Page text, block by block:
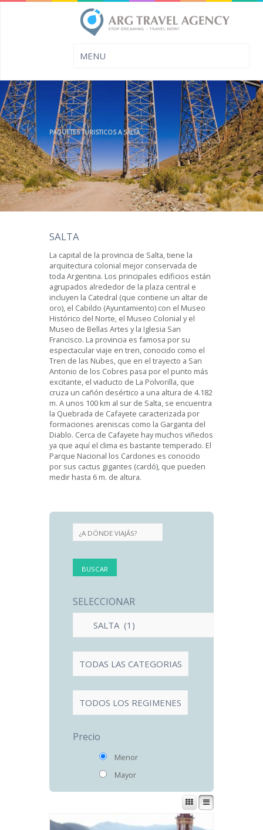
PAQUETES TURISTICOS A SALTA
SALTA
La capital de la provincia de Salta, tiene la
arquitectura colonial mejor conservada de
toda Argentina. Los principales edificios están
agrupados alrededor de la plaza central e
incluyen la Catedral (que contiene un altar de
oro), el Cabildo (Ayuntamiento) con el Museo
Histórico del Norte, el Museo Colonial y el
Museo de Bellas Artes y la Iglesia San
Francisco. La provincia es famosa por su
espectacular viaje en tren, conocido como el
Tren de las Nubes, que en el trayecto a San
Antonio de los Cobres pasa por el punto más
excitante, el viaducto de La Polvorilla, que
cruza un cañón desértico a una altura de 4.182
m. A unos 100 km al sur de Salta, se encuentra
la Quebrada de Cafayete caracterizada por
formaciones areniscas como la Garganta del
Diablo. Cerca de Cafayete hay muchos viñedos
ya que aquí el clima es bastante temperado. El
Parque Nacional los Cardones es conocido
por sus cactus gigantes (cardó), que pueden
medir hasta 6 m. de altura.
SELECCIONAR
Precio
Menor
Mayor